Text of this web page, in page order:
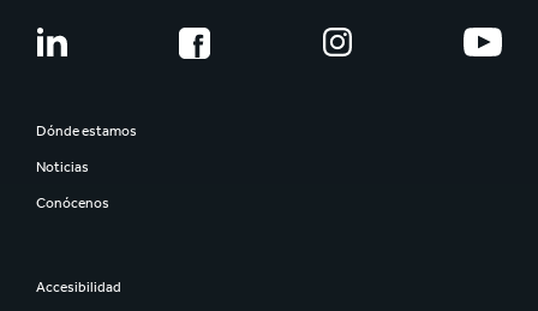
Dónde estamos
Noticias
Conócenos
Accesibilidad